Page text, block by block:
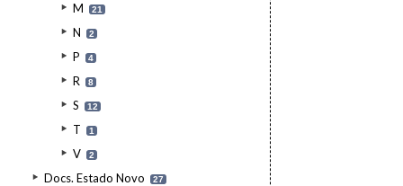
M 21
N 2
P 4
R 8
S 12
T 1
V 2
Docs. Estado Novo 27